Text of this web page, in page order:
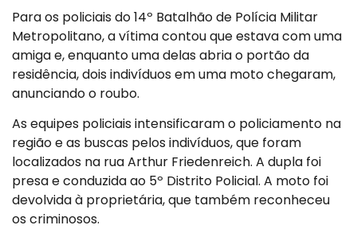
Para os policiais do 14º Batalhão de Polícia Militar
Metropolitano, a vítima contou que estava com uma
amiga e, enquanto uma delas abria o portão da
residência, dois indivíduos em uma moto chegaram,
anunciando o roubo.
As equipes policiais intensificaram o policiamento na
região e as buscas pelos indivíduos, que foram
localizados na rua Arthur Friedenreich. A dupla foi
presa e conduzida ao 5º Distrito Policial. A moto foi
devolvida à proprietária, que também reconheceu
os criminosos.